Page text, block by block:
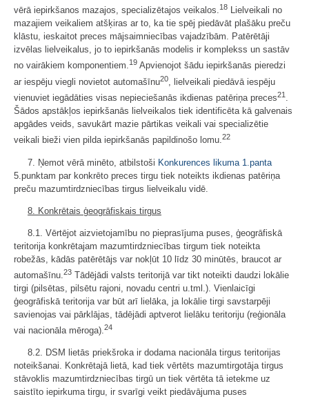
vērā iepirkšanos mazajos, specializētajos veikalos.18 Lielveikali no
mazajiem veikaliem atšķiras ar to, ka tie spēj piedāvāt plašāku preču
klāstu, ieskaitot preces mājsaimniecības vajadzībām. Patērētāji
izvēlas lielveikalus, jo to iepirkšanās modelis ir komplekss un sastāv
no vairākiem komponentiem.19 Apvienojot šādu iepirkšanās pieredzi
ar iespēju viegli novietot automašīnu20
, lielveikali piedāvā iespēju
vienuviet iegādāties visas nepieciešanās ikdienas patēriņa preces21 .
Šādos apstākļos iepirkšanās lielveikalos tiek identificēta kā galvenais
apgādes veids, savukārt mazie pārtikas veikali vai specializētie
veikali bieži vien pilda iepirkšanās papildinošo lomu.22
7. Ņemot vērā minēto, atbilstoši Konkurences likuma 1.panta
5.punktam par konkrēto preces tirgu tiek noteikts ikdienas patēriņa
preču mazumtirdzniecības tirgus lielveikalu vidē.
8. Konkrētais ģeogrāfiskais tirgus
8.1. Vērtējot aizvietojamību no pieprasījuma puses, ģeogrāfiskā
teritorija konkrētajam mazumtirdzniecības tirgum tiek noteikta
robežās, kādās patērētājs var nokļūt 10 līdz 30 minūtēs, braucot ar
automašīnu. 23 Tādējādi valsts teritorijā var tikt noteikti daudzi lokālie
tirgi (pilsētas, pilsētu rajoni, novadu centri u.tml.). Vienlaicīgi
ģeogrāfiskā teritorija var būt arī lielāka, ja lokālie tirgi savstarpēji
savienojas vai pārklājas, tādējādi aptverot lielāku teritoriju (reģionāla
vai nacionāla mēroga).24
8.2. DSM lietās priekšroka ir dodama nacionāla tirgus teritorijas
noteikšanai. Konkrētajā lietā, kad tiek vērtēts mazumtirgotāja tirgus
stāvoklis mazumtirdzniecības tirgū un tiek vērtēta tā ietekme uz
saistīto iepirkuma tirgu, ir svarīgi veikt piedāvājuma puses